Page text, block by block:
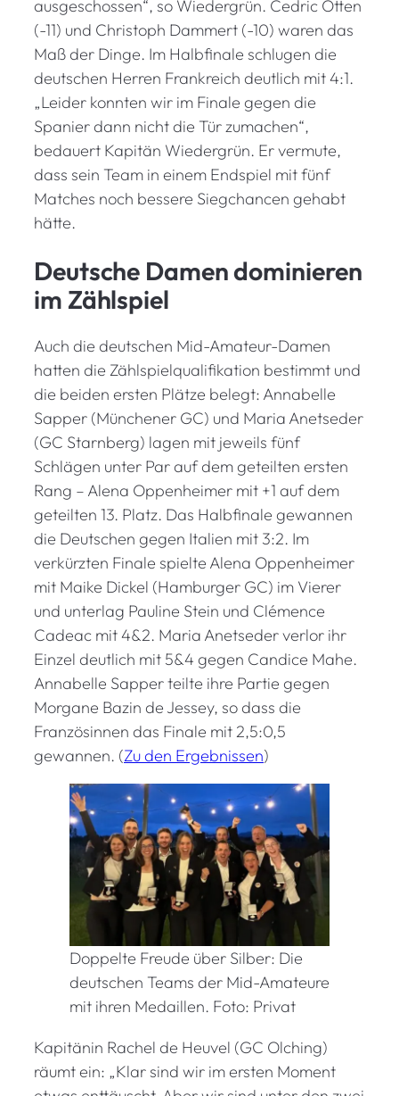
ausgeschossen“, so Wiedergrün. Cedric Otten
(-11) und Christoph Dammert (-10) waren das
Maß der Dinge. Im Halbfinale schlugen die
deutschen Herren Frankreich deutlich mit 4:1.
„Leider konnten wir im Finale gegen die
Spanier dann nicht die Tür zumachen“,
bedauert Kapitän Wiedergrün. Er vermute,
dass sein Team in einem Endspiel mit fünf
Matches noch bessere Siegchancen gehabt
hätte.
Deutsche Damen dominieren
im Zählspiel
Auch die deutschen Mid-Amateur-Damen
hatten die Zählspielqualifikation bestimmt und
die beiden ersten Plätze belegt: Annabelle
Sapper (Münchener GC) und Maria Anetseder
(GC Starnberg) lagen mit jeweils fünf
Schlägen unter Par auf dem geteilten ersten
Rang – Alena Oppenheimer mit +1 auf dem
geteilten 13. Platz. Das Halbfinale gewannen
die Deutschen gegen Italien mit 3:2. Im
verkürzten Finale spielte Alena Oppenheimer
mit Maike Dickel (Hamburger GC) im Vierer
und unterlag Pauline Stein und Clémence
Cadeac mit 4&2. Maria Anetseder verlor ihr
Einzel deutlich mit 5&4 gegen Candice Mahe.
Annabelle Sapper teilte ihre Partie gegen
Morgane Bazin de Jessey, so dass die
Französinnen das Finale mit 2,5:0,5
gewannen. (Zu den Ergebnissen)
Doppelte Freude über Silber: Die
deutschen Teams der Mid-Amateure
mit ihren Medaillen. Foto: Privat
Kapitänin Rachel de Heuvel (GC Olching)
räumt ein: „Klar sind wir im ersten Moment